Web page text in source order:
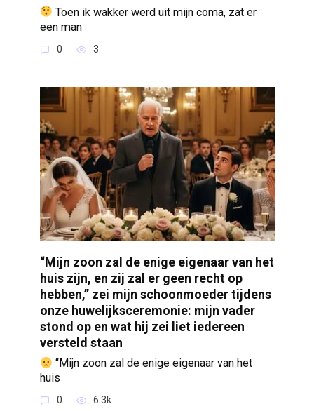
Toen ik wakker werd uit mijn coma, zat er
een man
0 3
“Mijn zoon zal de enige eigenaar van het
huis zijn, en zij zal er geen recht op
hebben,” zei mijn schoonmoeder tijdens
onze huwelijksceremonie: mijn vader
stond op en wat hij zei liet iedereen
versteld staan
“Mijn zoon zal de enige eigenaar van het
huis
0 6.3k.